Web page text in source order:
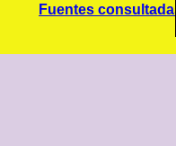
Fuentes consultadas